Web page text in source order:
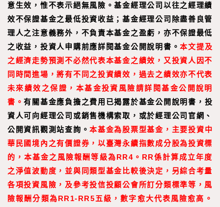
意生效，惟不表示絕無風險。基金經理公司以往之經理績
效不保證基金之最低投資收益；基金經理公司除盡善良管
理人之注意義務外，不負責本基金之盈虧，亦不保證最低
之收益，投資人申購前應詳閱基金公開說明書。本文提及
之經濟走勢預測不必然代表本基金之績效，又投資人因不
同時間進場，將有不同之投資績效，過去之績效亦不代表
未來績效之保證，本基金投資風險請詳閱基金公開說明
書。有關基金應負擔之費用已揭露於基金公開說明書，投
資人可向經理公司或銷售機構索取，或於經理公司官網、
公開資訊觀測站查詢。本基金為股票型基金，主要投資中
華民國境內之有價證券，以臺灣永續指數成分股為投資標
的，本基金之風險報酬等級為RR4。RR係計算成立年度
之淨值波動度，並與同類型基金比較後決定，另綜合考量
各項投資風險，及參考投信投顧公會所訂分類標準等，風
險報酬分類為RR1-RR5五級，數字愈大代表風險愈高。